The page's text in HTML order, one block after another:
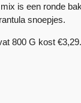
is een ronde
snoepjes.
800 G kost €3,29.